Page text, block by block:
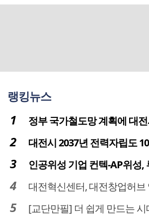
랭킹뉴스
정부 국가철도망 계획에 대전시
대전시 2037년 전력자립도 108% 달성
인공위성 기업 컨텍-AP위성, 루마니아
대전혁신센터, 대전창업허브 입주
[교단만필] 더 쉽게 만드는 시대, 더